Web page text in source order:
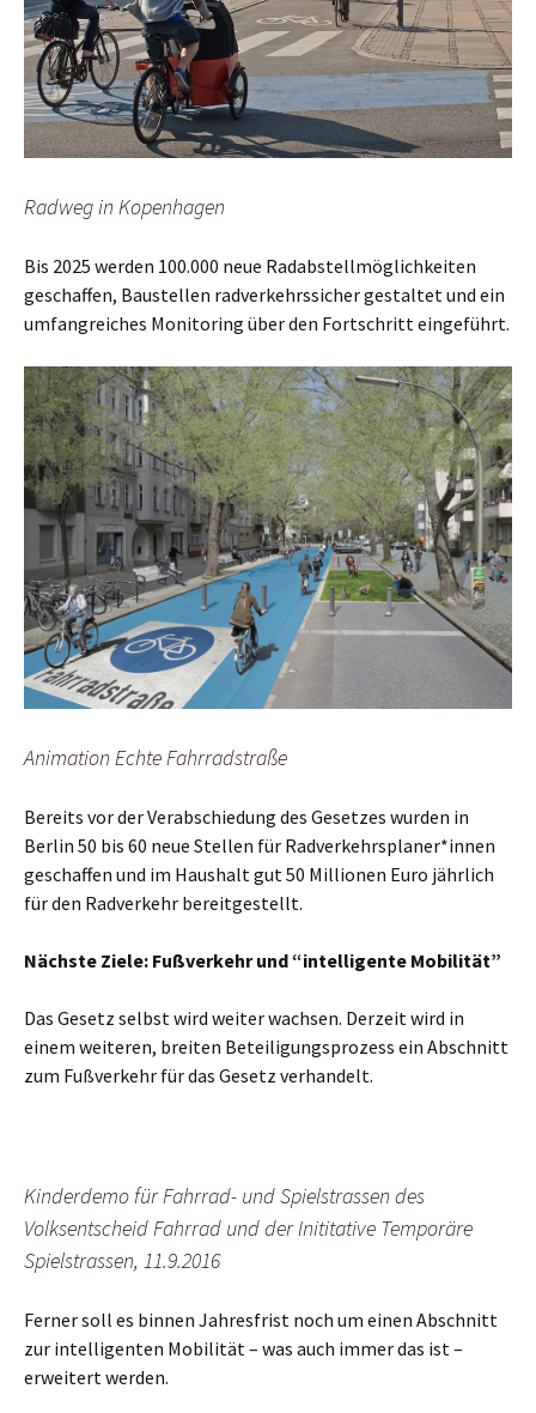
Radweg in Kopenhagen
Bis 2025 werden 100.000 neue Radabstellmöglichkeiten
geschaffen, Baustellen radverkehrssicher gestaltet und ein
umfangreiches Monitoring über den Fortschritt eingeführt.
Animation Echte Fahrradstraße
Bereits vor der Verabschiedung des Gesetzes wurden in
Berlin 50 bis 60 neue Stellen für Radverkehrsplaner*innen
geschaffen und im Haushalt gut 50 Millionen Euro jährlich
für den Radverkehr bereitgestellt.
Nächste Ziele: Fußverkehr und “intelligente Mobilität”
Das Gesetz selbst wird weiter wachsen. Derzeit wird in
einem weiteren, breiten Beteiligungsprozess ein Abschnitt
zum Fußverkehr für das Gesetz verhandelt.
Kinderdemo für Fahrrad- und Spielstrassen des
Volksentscheid Fahrrad und der Inititative Temporäre
Spielstrassen, 11.9.2016
Ferner soll es binnen Jahresfrist noch um einen Abschnitt
zur intelligenten Mobilität – was auch immer das ist –
erweitert werden.